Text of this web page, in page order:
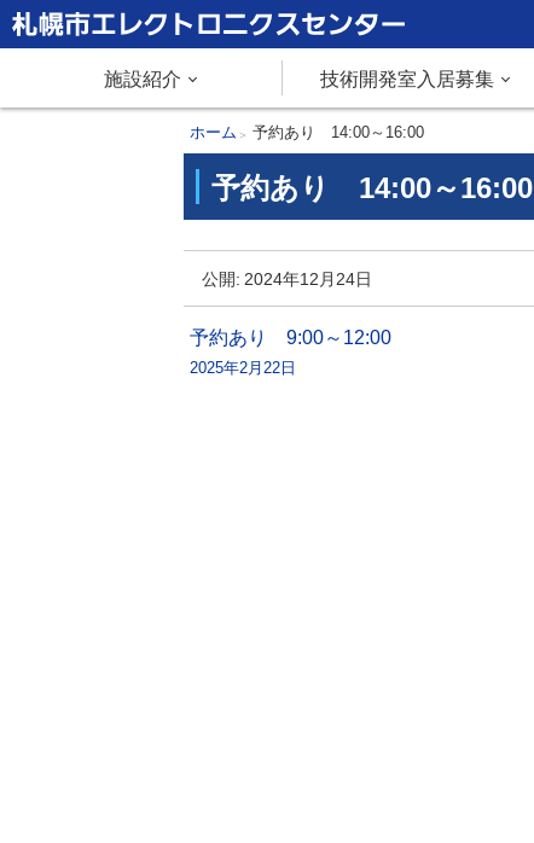
本
文
メ
札幌市エレクトロニクスセンター
施設紹介 技術開発室入居募集
現
在
置
の
層
ホーム 予約あり 14:00～16:00
予約あり 14:00～16:00
予
約
あ
り
公開:2024年12月24日
投
予約あり 9:00～12:00
2025年2月22日